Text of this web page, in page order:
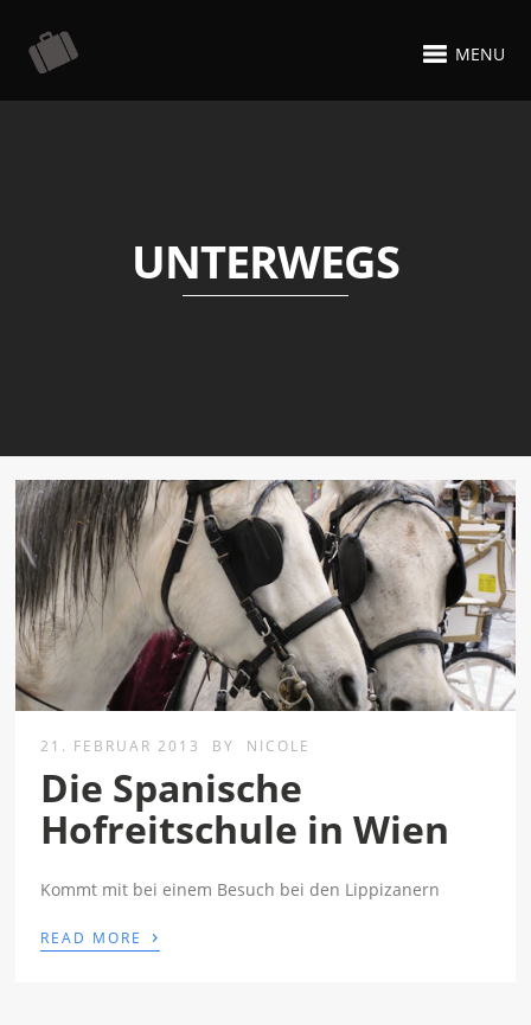
MENU
UNTERWEGS
21. FEBRUAR 2013 BY NICOLE
Die Spanische
Hofreitschule in Wien
Kommt mit bei einem Besuch bei den Lippizanern
READ MORE ›